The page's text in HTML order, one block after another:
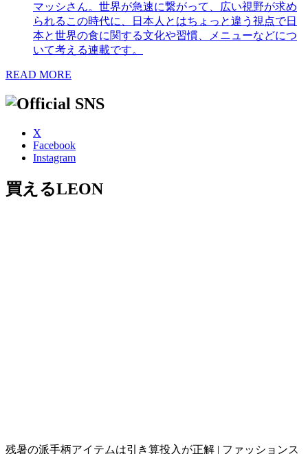
マッシさん。世界が急速に繋がって、広い視野が求め
られるこの時代に、日本人とはちょっと違う視点で日
本と世界の食に関する文化や習慣、メニューなどにつ
いて考える連載です。
READ MORE
X
Facebook
Instagram
買えるLEON
残暑の派手柄アイテムは引き算投入が正解 | ファッションス